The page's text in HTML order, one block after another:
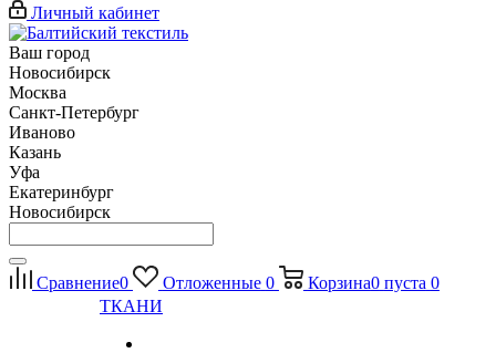
Личный кабинет
Ваш город
Новосибирск
Москва
Санкт-Петербург
Иваново
Казань
Уфа
Екатеринбург
Новосибирск
Сравнение0 Отложенные 0 Корзина0 пуста 0
ТКАНИ